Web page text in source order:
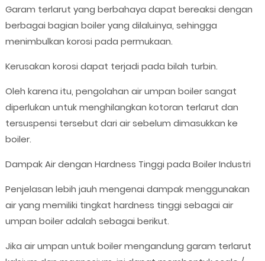
Garam terlarut yang berbahaya dapat bereaksi dengan
berbagai bagian boiler yang dilaluinya, sehingga
menimbulkan korosi pada permukaan.
Kerusakan korosi dapat terjadi pada bilah turbin.
Oleh karena itu, pengolahan air umpan boiler sangat
diperlukan untuk menghilangkan kotoran terlarut dan
tersuspensi tersebut dari air sebelum dimasukkan ke
boiler.
Dampak Air dengan Hardness Tinggi pada Boiler Industri
Penjelasan lebih jauh mengenai dampak menggunakan
air yang memiliki tingkat hardness tinggi sebagai air
umpan boiler adalah sebagai berikut.
Jika air umpan untuk boiler mengandung garam terlarut